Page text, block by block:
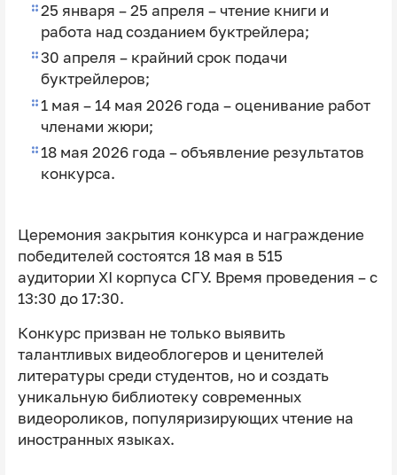
25 января – 25 апреля – чтение книги и
работа над созданием буктрейлера;
30 апреля – крайний срок подачи
буктрейлеров;
1 мая – 14 мая 2026 года – оценивание работ
членами жюри;
18 мая 2026 года – объявление результатов
конкурса.
Церемония закрытия конкурса и награждение
победителей состоятся 18 мая в 515
аудитории XI корпуса СГУ. Время проведения – с
13:30 до 17:30.
Конкурс призван не только выявить
талантливых видеоблогеров и ценителей
литературы среди студентов, но и создать
уникальную библиотеку современных
видеороликов, популяризирующих чтение на
иностранных языках.